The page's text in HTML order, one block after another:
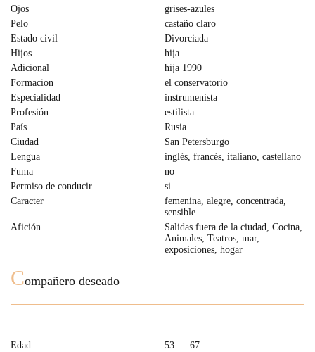
Ojos
grises-azules
Pelo
castaño claro
Estado civil
Divorciada
Hijos
hija
Adicional
hija 1990
Formacion
el conservatorio
Especialidad
instrumenista
Profesión
estilista
País
Rusia
Ciudad
San Petersburgo
Lengua
inglés, francés, italiano, castellano
Fuma
no
Permiso de conducir
si
Caracter
femenina, alegre, concentrada,
sensible
Afición
Salidas fuera de la ciudad, Cocina,
Animales, Teatros, mar,
exposiciones, hogar
Compañero deseado
Edad
53 — 67